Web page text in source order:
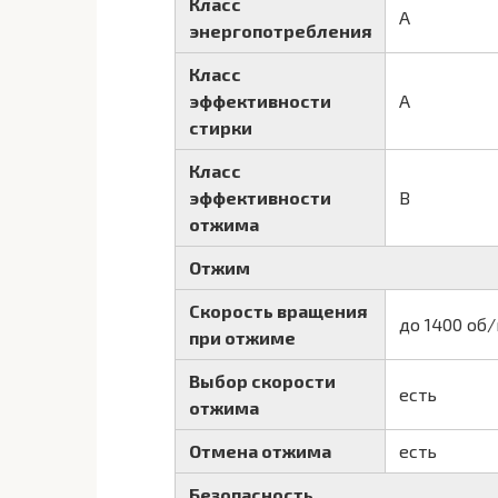
Класс
энергопотребления
A
Класс
эффективности
стирки
A
Класс
эффективности
отжима
B
Отжим
Скорость вращения
при отжиме
до 1400
Выбор скорости
отжима
есть
Отмена отжима есть